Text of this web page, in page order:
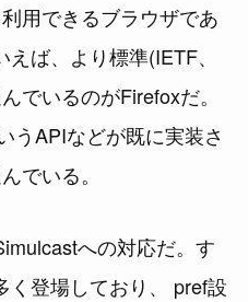
用できるブラウザであ
ば、より標準(IETF、
でいるのがFirefoxだ。
うAPIなどが既に実装さ
でいる。
への対応だ。す
く登場しており、 pref設